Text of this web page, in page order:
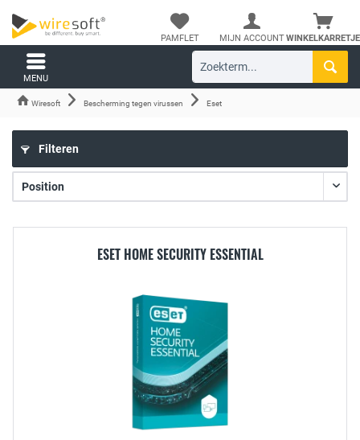
WINKELKARRETJE
PAMFLET MIJN ACCOUNT
MENU
Wiresoft Bescherming tegen virussen Eset
Filteren
ESET HOME SECURITY ESSENTIAL